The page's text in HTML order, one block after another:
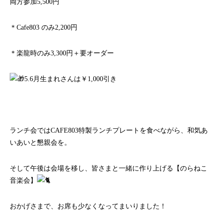
両方参加5,500円
＊Cafe803 のみ2,200円
＊楽龍時のみ3,300円＋要オーダー
5.6月生まれさんは￥1,000引き
ランチ会ではCAFE803特製ランチプレートを食べながら、和気あ
いあいと懇親会を。
そして午後は会場を移し、皆さまと一緒に作り上げる【のらねこ
音楽会】
おかげさまで、お席も少なくなってまいりました！